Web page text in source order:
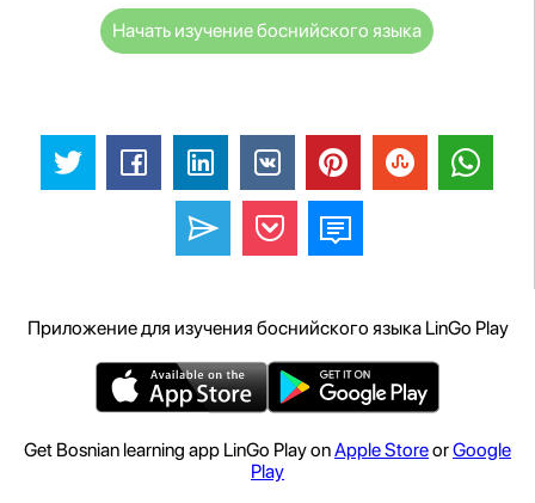
Начать изучение боснийского языка
Приложение для изучения боснийского языка LinGo Play
Get Bosnian learning app LinGo Play onApple StoreorGoogle
Play